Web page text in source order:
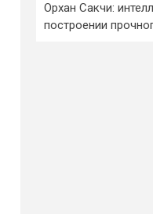
Орхан Сакчи:
построении